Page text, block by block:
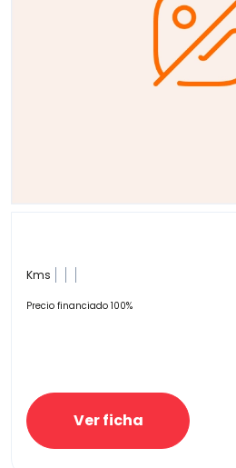
Kms
Precio financiado 100%
Ver ficha